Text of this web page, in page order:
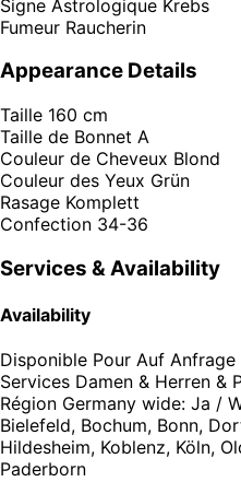
Signe Astrologique Krebs
Fumeur Raucherin
Appearance Details
Taille 160 cm
Taille de Bonnet A
Couleur de Cheveux Blond
Couleur des Yeux Grün
Rasage Komplett
Confection 34-36
Services & Availability
Availability
Disponible Pour Auf Anfrage
Services Damen & Herren &
Région Germany wide: Ja /
Bielefeld, Bochum, Bonn,
Hildesheim, Koblenz, Köln,
Paderborn